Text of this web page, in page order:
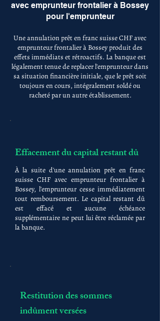
avec emprunteur frontalier à Bossey
pour l'emprunteur
Une annulation prêt en franc suisse CHF avec
emprunteur frontalier à Bossey produit des
effets immédiats et rétroactifs. La banque est
légalement tenue de replacer l'emprunteur dans
sa situation financière initiale, que le prêt soit
toujours en cours, intégralement soldé ou
racheté par un autre établissement.
Effacement du capital restant dû
À la suite d'une annulation prêt en franc
suisse CHF avec emprunteur frontalier à
Bossey, l'emprunteur cesse immédiatement
tout remboursement. Le capital restant dû
est effacé et aucune échéance
supplémentaire ne peut lui être réclamée par
la banque.
Restitution des sommes
indûment versées